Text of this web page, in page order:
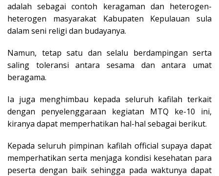
adalah sebagai contoh keragaman dan heterogen-
heterogen masyarakat Kabupaten Kepulauan sula
dalam seni religi dan budayanya.
Namun, tetap satu dan selalu berdampingan serta
saling toleransi antara sesama dan antara umat
beragama.
Ia juga menghimbau kepada seluruh kafilah terkait
dengan penyelenggaraan kegiatan MTQ ke-10 ini,
kiranya dapat memperhatikan hal-hal sebagai berikut.
Kepada seluruh pimpinan kafilah official supaya dapat
memperhatikan serta menjaga kondisi kesehatan para
peserta dengan baik sehingga pada waktunya dapat